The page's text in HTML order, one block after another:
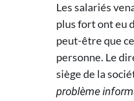
Les salariés
plus fort ont eu
peut-être que
personne. Le
siège de la
problème